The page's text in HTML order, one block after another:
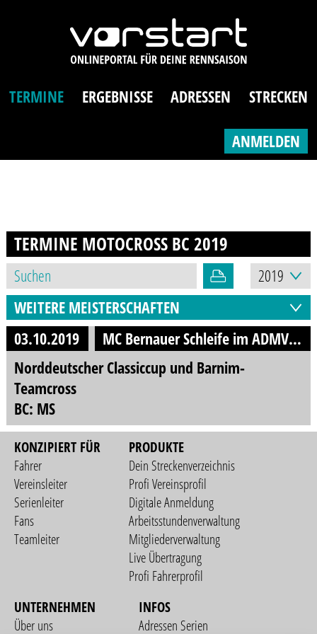
TERMINE ERGEBNISSE ADRESSEN STRECKEN
ANMELDEN
TERMINE MOTOCROSS BC 2019
WEITERE MEISTERSCHAFTEN
03.10.2019
MC Bernauer Schleife im ADMV e.V.
Norddeutscher Classiccup und Barnim-
Teamcross
BC: MS
KONZIPIERT FÜR
Fahrer
Vereinsleiter
Serienleiter
Fans
Teamleiter
PRODUKTE
Dein Streckenverzeichnis
Profi Vereinsprofil
Digitale Anmeldung
Arbeitsstundenverwaltung
Mitgliederverwaltung
Live Übertragung
Profi Fahrerprofil
UNTERNEHMEN
Über uns
INFOS
Adressen Serien